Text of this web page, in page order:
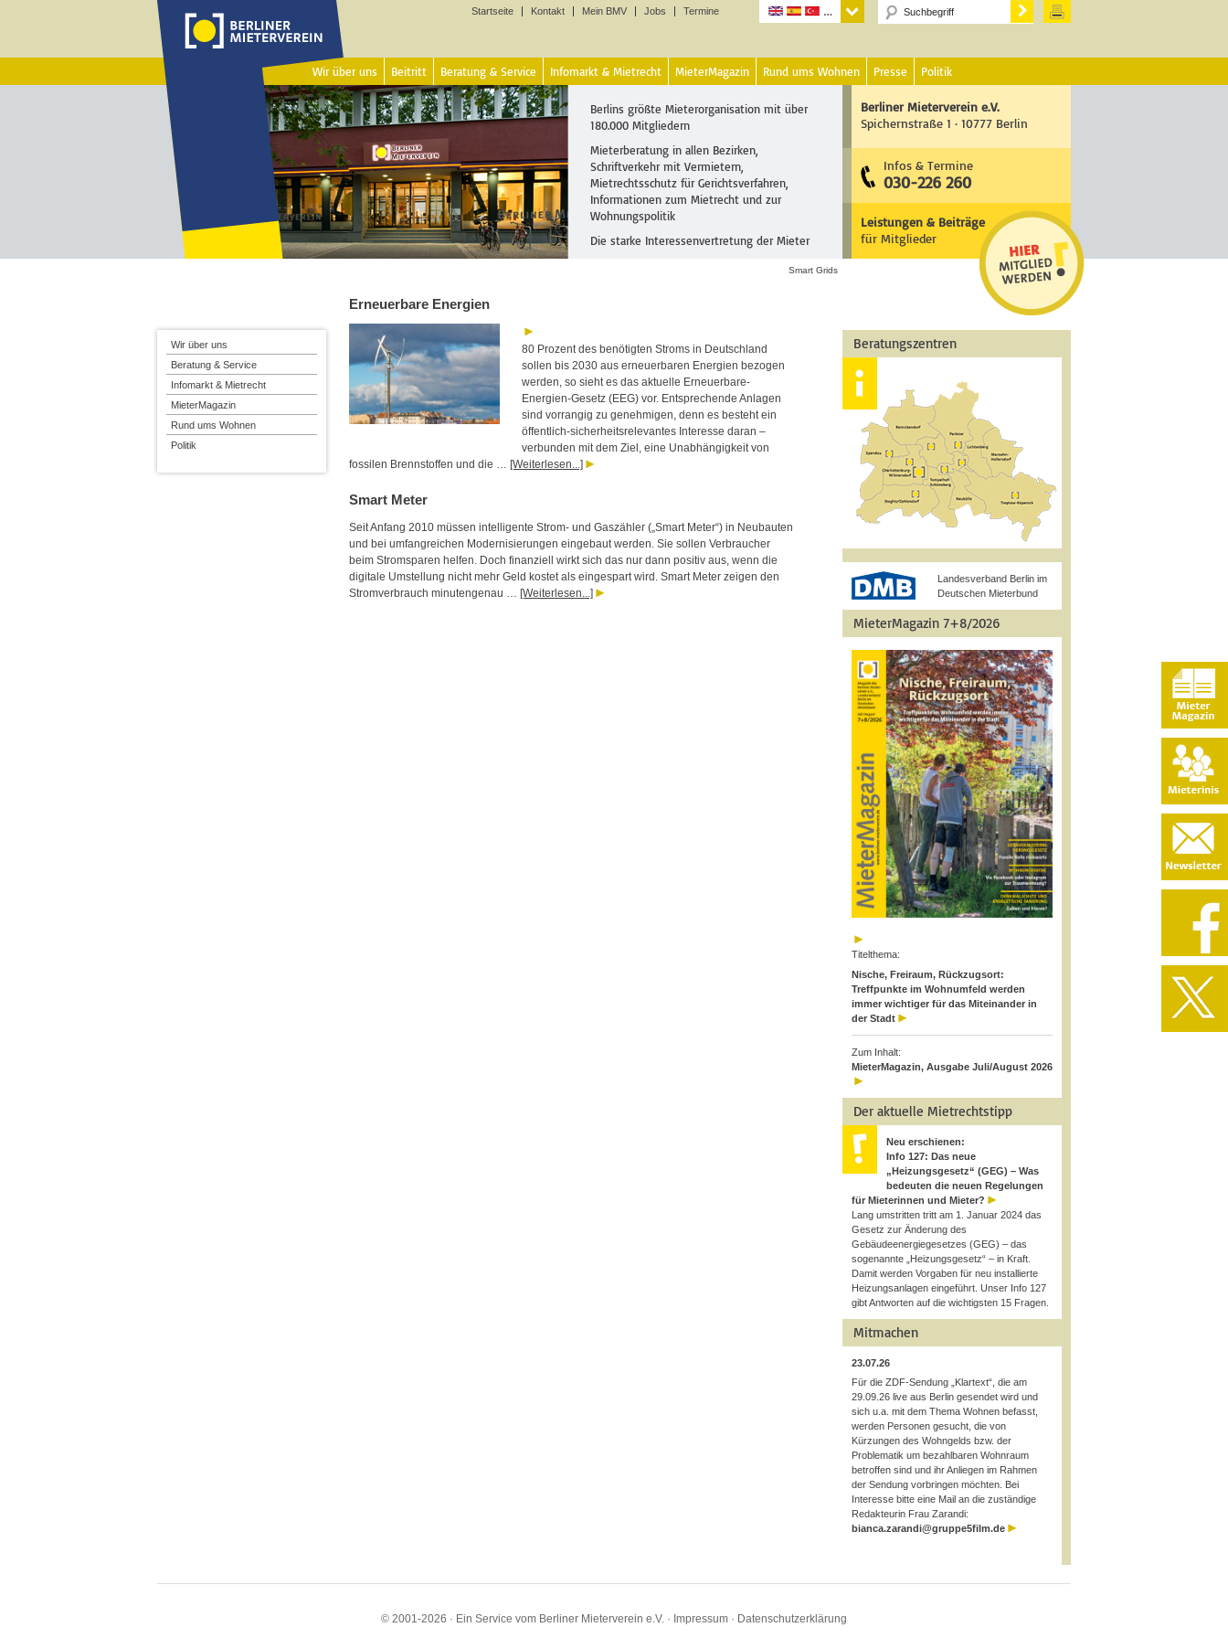
Startseite Kontakt Mein BMV Jobs Termine
Wir über uns Beitritt Beratung & Service Infomarkt & Mietrecht MieterMagazin Rund ums Wohnen Presse Politik
Berlins größte Mieterorganisation mit über
180.000 Mitgliedern
Mieterberatung in allen Bezirken,
Schriftverkehr mit Vermietern,
Mietrechtsschutz für Gerichtsverfahren,
Informationen zum Mietrecht und zur
Wohnungspolitik
Die starke Interessenvertretung der Mieter
Berliner Mieterverein e.V.
Spichernstraße 1 · 10777 Berlin
Infos & Termine
030-226 260
Leistungen & Beiträge
für Mitglieder
Smart Grids
Erneuerbare Energien
80 Prozent des benötigten Stroms in Deutschland
sollen bis 2030 aus erneuerbaren Energien bezogen
werden, so sieht es das aktuelle Erneuerbare-
Energien-Gesetz (EEG) vor. Entsprechende Anlagen
sind vorrangig zu genehmigen, denn es besteht ein
öffentlich-sicherheitsrelevantes Interesse daran –
verbunden mit dem Ziel, eine Unabhängigkeit von
fossilen Brennstoffen und die … [Weiterlesen...]
Smart Meter
Seit Anfang 2010 müssen intelligente Strom- und Gaszähler („Smart Meter“) in Neubauten
und bei umfangreichen Modernisierungen eingebaut werden. Sie sollen Verbraucher
beim Stromsparen helfen. Doch finanziell wirkt sich das nur dann positiv aus, wenn die
digitale Umstellung nicht mehr Geld kostet als eingespart wird. Smart Meter zeigen den
Stromverbrauch minutengenau … [Weiterlesen...]
Beratungszentren
Landesverband Berlin im
Deutschen Mieterbund
MieterMagazin 7+8/2026
Titelthema:
Nische, Freiraum, Rückzugsort:
Treffpunkte im Wohnumfeld werden
immer wichtiger für das Miteinander in
der Stadt
Zum Inhalt:
MieterMagazin, Ausgabe Juli/August 2026
Der aktuelle Mietrechtstipp
Neu erschienen:
Info 127: Das neue
„Heizungsgesetz“ (GEG) – Was
bedeuten die neuen Regelungen
für Mieterinnen und Mieter?
Lang umstritten tritt am 1. Januar 2024 das
Gesetz zur Änderung des
Gebäudeenergiegesetzes (GEG) – das
sogenannte „Heizungsgesetz“ – in Kraft.
Damit werden Vorgaben für neu installierte
Heizungsanlagen eingeführt. Unser Info 127
gibt Antworten auf die wichtigsten 15 Fragen.
Mitmachen
23.07.26
Für die ZDF-Sendung „Klartext“, die am
29.09.26 live aus Berlin gesendet wird und
sich u.a. mit dem Thema Wohnen befasst,
werden Personen gesucht, die von
Kürzungen des Wohngelds bzw. der
Problematik um bezahlbaren Wohnraum
betroffen sind und ihr Anliegen im Rahmen
der Sendung vorbringen möchten. Bei
Interesse bitte eine Mail an die zuständige
Redakteurin Frau Zarandi:
bianca.zarandi@gruppe5film.de
Wir über uns
Beratung & Service
Infomarkt & Mietrecht
MieterMagazin
Rund ums Wohnen
Politik
© 2001-2026 · Ein Service vom Berliner Mieterverein e.V. · Impressum · Datenschutzerklärung